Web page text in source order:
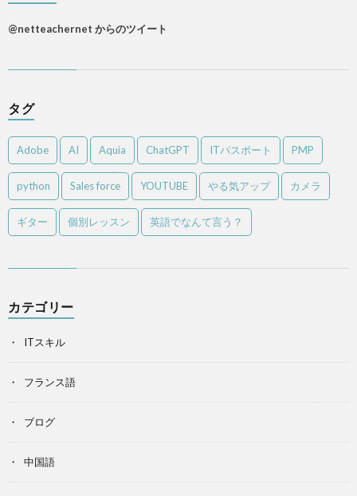
@netteachernet からのツイート
タグ
Adobe AI Aquia ChatGPT ITパスポート PMP
python Sales force YOUTUBE やる気アップ カメラ
ギター 個別レッスン 英語でなんて言う？
カテゴリー
ITスキル
フランス語
ブログ
中国語